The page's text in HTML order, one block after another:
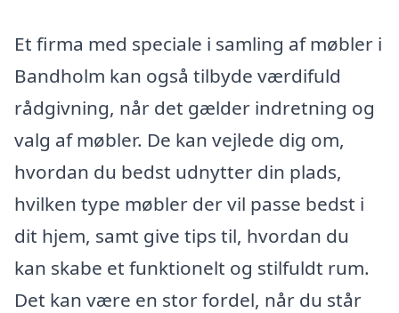
Et firma med speciale i samling af møbler i
Bandholm kan også tilbyde værdifuld
rådgivning, når det gælder indretning og
valg af møbler. De kan vejlede dig om,
hvordan du bedst udnytter din plads,
hvilken type møbler der vil passe bedst i
dit hjem, samt give tips til, hvordan du
kan skabe et funktionelt og stilfuldt rum.
Det kan være en stor fordel, når du står